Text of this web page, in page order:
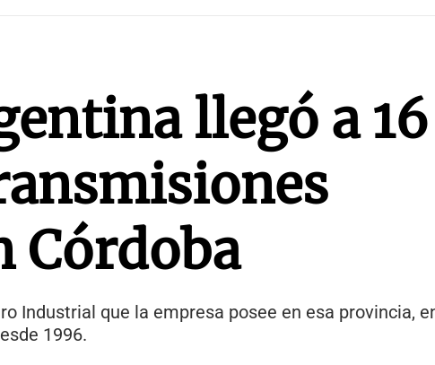
llegó a 16
Córdoba
Industrial que la empresa posee en esa provincia,
1996.